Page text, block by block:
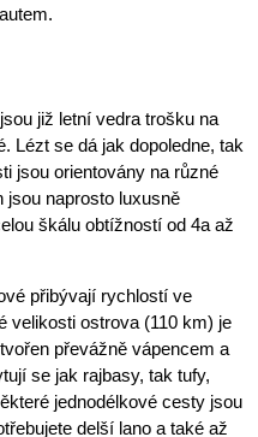
již letní vedra trošku na
Lézt se dá jak dopoledne, tak
jsou orientovány na různé
naprosto luxusně
škálu obtížností od 4a až
přibývají rychlostí ve
velikosti ostrova (110 km) je
převážně vápencem a
se jak rajbasy, tak tufy,
jednodélkové cesty jsou
delší lano a také až